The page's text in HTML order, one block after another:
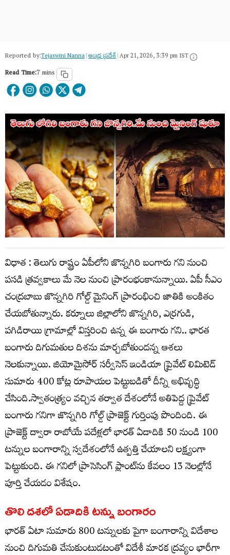
Reported by:Tejaswini Nanna|ఆంధ్ర ప్రదేశ్|Apr 21, 2026, 3:39 pm IST
Read Time:7 mins
విధాత : తెలుగు రాష్ట్రం ఏపీలోని జొన్నగిరి బంగారు గని నుంచి
పసడి త్రవ్వకాలు మే నెల నుంచి ప్రారంభంకానున్నాయి. ఏపీ సీఎం
చంద్రబాబు జొన్నగిరి గోల్డ్ మైనింగ్ ప్రారంభించి జాతికి అంకితం
చేయబోతున్నారు. కర్నూలు జిల్లాలోని జొన్నగిరి, ఎర్రగుడి,
పగిడిరాయి గ్రామాల్లో విస్తరించి ఉన్న ఈ బంగారు గని.. భారత
బంగారు దిగుమతుల దిశను మార్చబోతుందన్న ఆశలు
నెలకున్నాయి. జియోమైసోర్ సర్వీసెస్ ఇండియా ప్రైవేట్ లిమిటెడ్
సుమారు 400 కోట్ల రూపాయల పెట్టుబడితో దీన్ని అభివృద్ధి
చేసింది.స్వాతంత్ర్యం వచ్చిన తర్వాత దేశంలోనే అతిపెద్ద ప్రైవేట్
బంగారు గనిగా జొన్నగిరి గోల్డ్ ప్రాజెక్ట్ గుర్తింపు పొందింది. ఈ
ప్రాజెక్ట్ ద్వారా రాబోయే పదేళ్లలో భారత్ ఏడాదికి 50 నుండి 100
టన్నుల బంగారాన్ని స్వదేశంలోనే ఉత్పత్తి చేయాలని లక్ష్యంగా
పెట్టుకుంది. ఈ గనిలో ప్రాసెసింగ్ ప్లాంట్‌ను కేవలం 13 నెలల్లోనే
పూర్తి చేయడం విశేషం.
తొలి దశలో ఏడాదికి టన్ను బంగారం
భారత్ ఏటా సుమారు 800 టన్నులకు పైగా బంగారాన్ని విదేశాల
నుంచి దిగుమతి చేసుకుంటుడటంతో విదేశీ మారక ద్రవ్యం భారీగా